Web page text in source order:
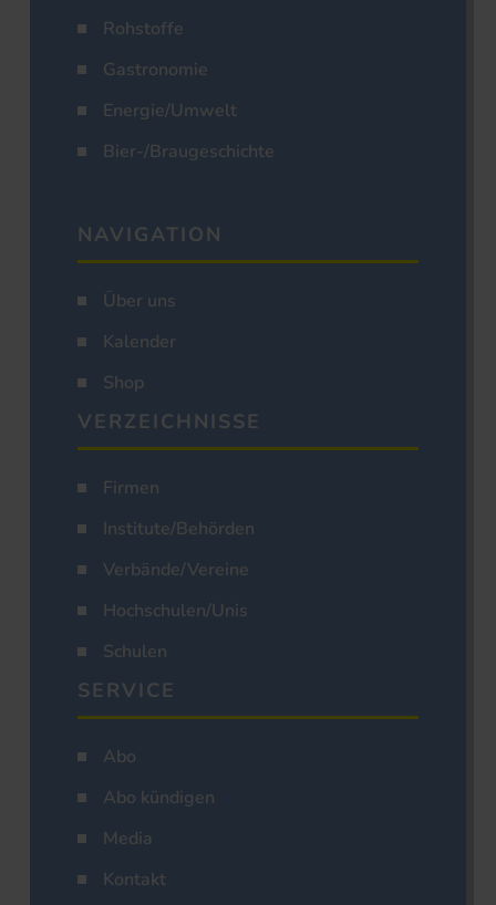
Rohstoffe
Gastronomie
Energie/Umwelt
Bier-/Braugeschichte
NAVIGATION
Über uns
Kalender
Shop
VERZEICHNISSE
Firmen
Institute/Behörden
Verbände/Vereine
Hochschulen/Unis
Schulen
SERVICE
Abo
Abo kündigen
Media
Kontakt